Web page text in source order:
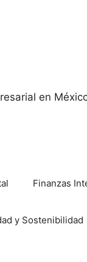
en
Finanzas
y Sostenibilidad